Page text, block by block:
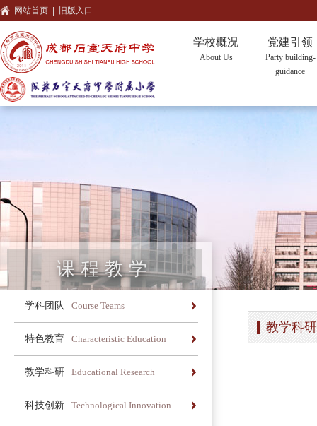
网站首页 旧版入口
学校概况
About Us
党建引领
Party building-
guidance
课程教学
学科团队 Course Teams
特色教育 Characteristic Education
教学科研 Educational Research
科技创新 Technological Innovation
教学科研